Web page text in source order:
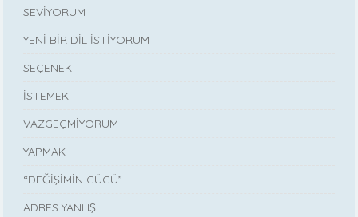
SEVİYORUM
YENİ BİR DİL İSTİYORUM
SEÇENEK
İSTEMEK
VAZGEÇMİYORUM
YAPMAK
“DEĞİŞİMİN GÜCÜ”
ADRES YANLIŞ